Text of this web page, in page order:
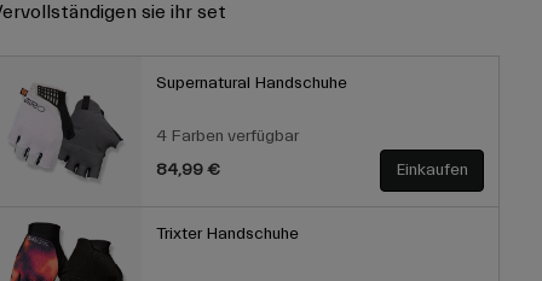
sie ihr set
Supernatural Handschuhe
4 Farben verfügbar
84,99 €
Einkaufen
Trixter Handschuhe